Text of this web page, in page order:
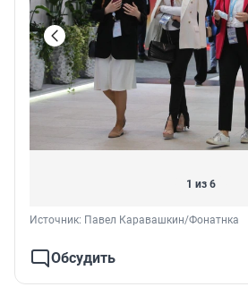
1 из 6
Источник: Павел Каравашкин/Фонатнка
Обсудить